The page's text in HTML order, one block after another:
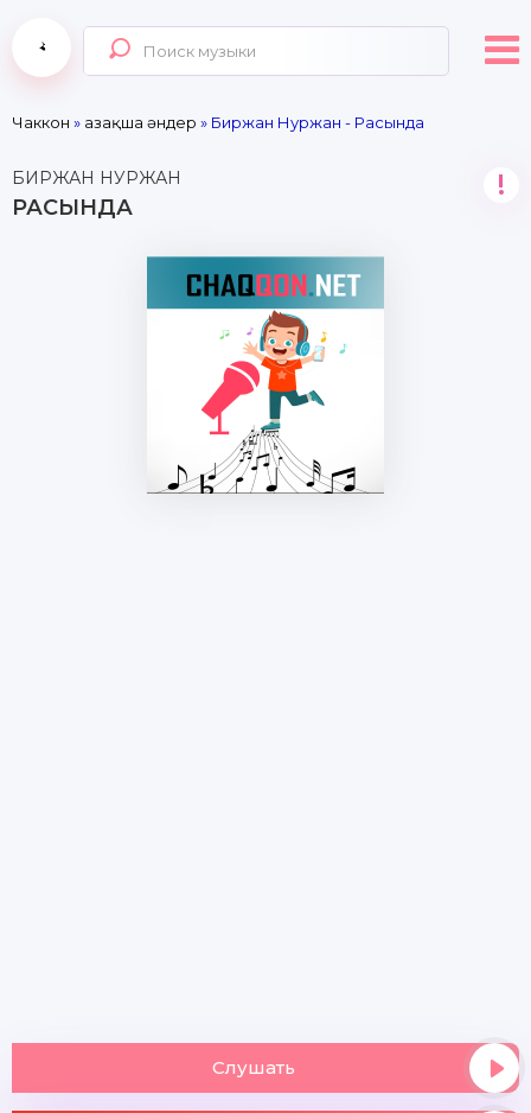
Чаккон » Қазақша әндер » Биржан Нуржан - Расында
БИРЖАН НУРЖАН
РАСЫНДА
!
Слушать